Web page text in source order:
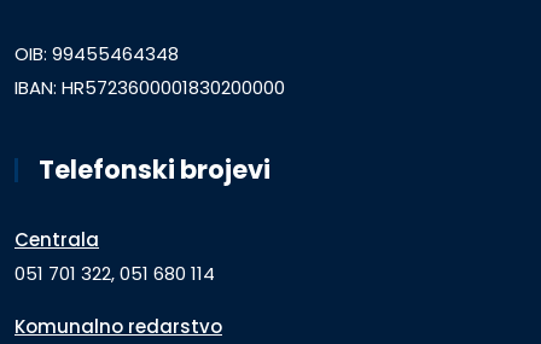
OIB: 99455464348
IBAN: HR5723600001830200000
Telefonski brojevi
Centrala
051 701 322, 051 680 114
Komunalno redarstvo